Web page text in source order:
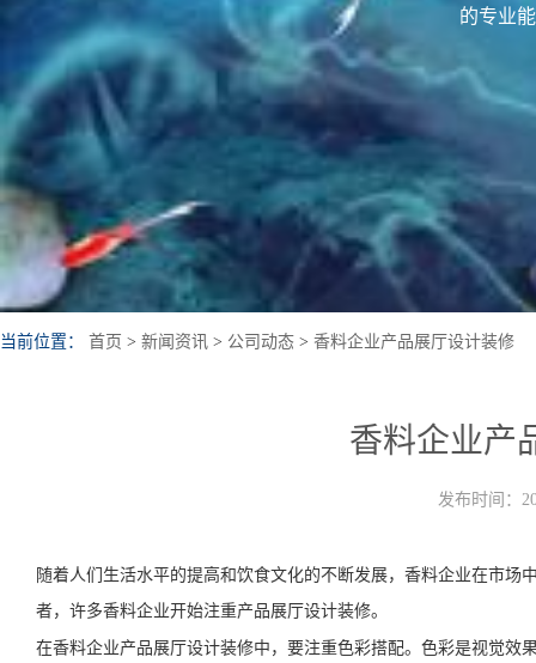
的专业
当前位置： 首页 > 新闻资讯 > 公司动态 > 香料企业产品展厅设计装修
香料企业产
发布时间：
随着人们生活水平的提高和饮食文化的不断发展，香料企业在市
者，许多香料企业开始注重产品展厅设计装修。
在香料企业产品展厅设计装修中，要注重色彩搭配。色彩是视觉